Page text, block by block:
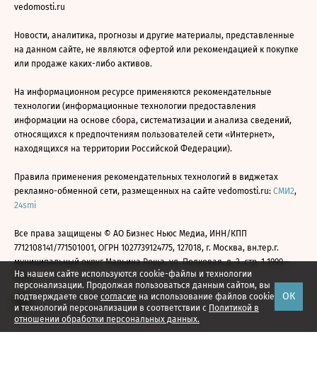
На нашем сайте используются cookie-файлы и технологии
персонализации. Продолжая пользоваться данным сайтом, вы
подтверждаете свое согласие на использование файлов cookie
и технологий персонализации в соответствии с Политикой в
отношении обработки персональных данных.
ОК
vedomosti.ru
Новости, аналитика, прогнозы и другие материалы, представленные
на данном сайте, не являются офертой или рекомендацией к покупке
или продаже каких-либо активов.
На информационном ресурсе применяются рекомендательные
технологии (информационные технологии предоставления
информации на основе сбора, систематизации и анализа сведений,
относящихся к предпочтениям пользователей сети «Интернет»,
находящихся на территории Российской Федерации).
Правила применения рекомендательных технологий в виджетах
рекламно-обменной сети, размещенных на сайте vedomosti.ru: СМИ2,
24smi
Все права защищены © АО Бизнес Ньюс Медиа, ИНН/КПП
7712108141/771501001, ОГРН 1027739124775, 127018, г. Москва, вн.тер.г.
муниципальный округ Марьина Роща, ул. Полковая, д. 3, стр. 1 1999—
2026